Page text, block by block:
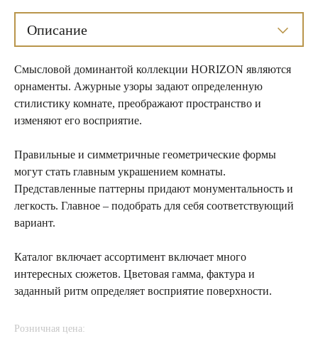
Описание
Смысловой доминантой коллекции HORIZON являются
орнаменты. Ажурные узоры задают определенную
стилистику комнате, преображают пространство и
изменяют его восприятие.
Правильные и симметричные геометрические формы
могут стать главным украшением комнаты.
Представленные паттерны придают монументальность и
легкость. Главное – подобрать для себя соответствующий
вариант.
Каталог включает ассортимент включает много
интересных сюжетов. Цветовая гамма, фактура и
заданный ритм определяет восприятие поверхности.
Розничная цена: